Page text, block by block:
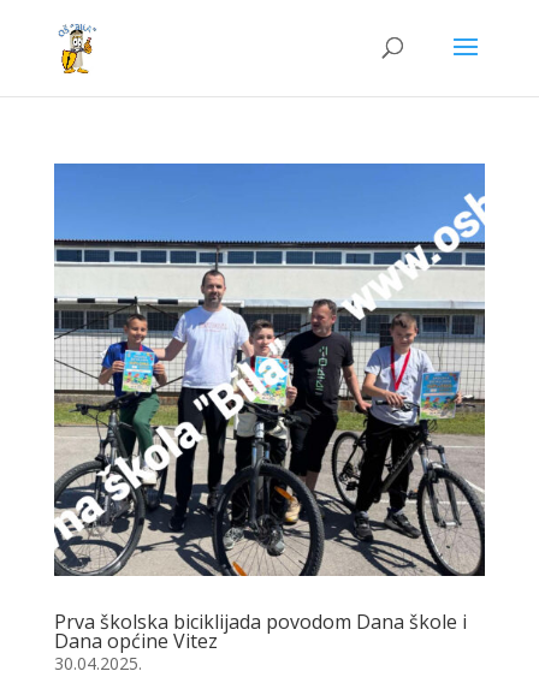
Prva školska biciklijada povodom Dana škole i
Dana općine Vitez
30.04.2025.